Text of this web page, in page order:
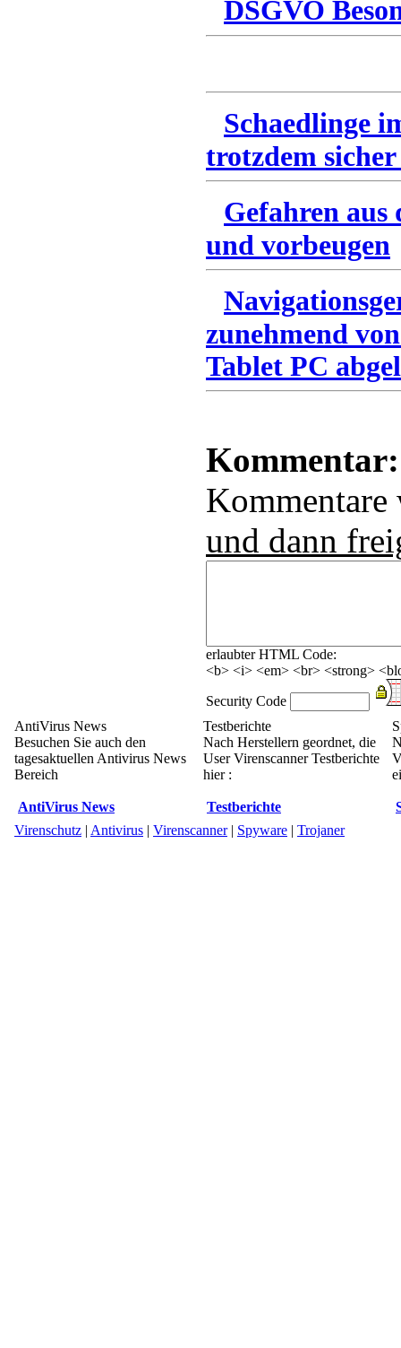
DSGVO
Schaedlinge
trotzdem
Gefahren
und vorbeugen
zunehmend
Tablet PC
Kommentar:
und dann
erlaubter HTML Code:
<b> <i> <em> <br> <strong>
Security Code
AntiVirus News
Besuchen Sie auch den
tagesaktuellen Antivirus News
Bereich
AntiVirus News
Testberichte
Nach Herstellern geordnet, die
User Virenscanner Testberichte
hier :
Testberichte
Virenschutz | Antivirus | Virenscanner| Spyware | Trojaner